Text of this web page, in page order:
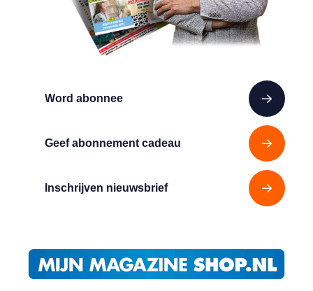
Word abonnee
Geef abonnement cadeau
Inschrijven nieuwsbrief